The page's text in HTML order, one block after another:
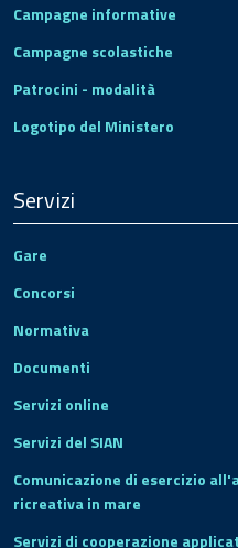
Campagne informative
Campagne scolastiche
Patrocini - modalità
Logotipo del Ministero
Servizi
Gare
Concorsi
Normativa
Documenti
Servizi online
Servizi del SIAN
Comunicazione di esercizio
ricreativa in mare
Servizi di cooperazione